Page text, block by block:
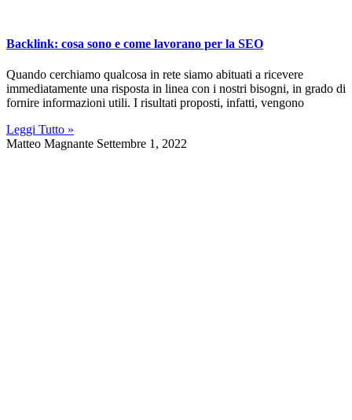
Backlink: cosa sono e come lavorano per la SEO
Quando cerchiamo qualcosa in rete siamo abituati a ricevere
immediatamente una risposta in linea con i nostri bisogni, in grado di
fornire informazioni utili. I risultati proposti, infatti, vengono
Leggi Tutto »
Matteo Magnante Settembre 1, 2022